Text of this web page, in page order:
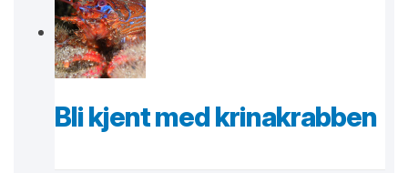
Bli kjent med krinakrabben